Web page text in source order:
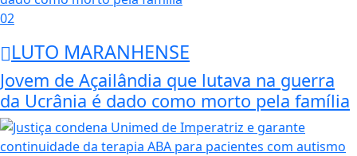
02
LUTO MARANHENSE
Jovem de Açailândia que lutava na guerra
da Ucrânia é dado como morto pela família